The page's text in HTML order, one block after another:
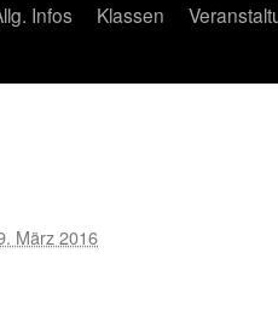
Infos Klassen
März 2016